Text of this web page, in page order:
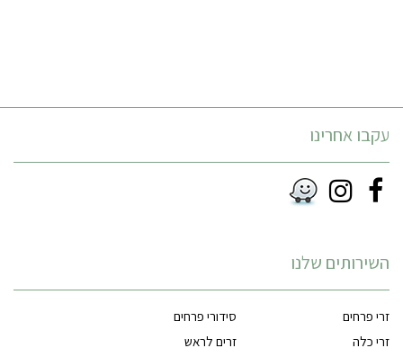
עקבו אחרינו
השירותים שלנו
זרי פרחים
סידורי פרחים
זרי כלה
זרים לראש